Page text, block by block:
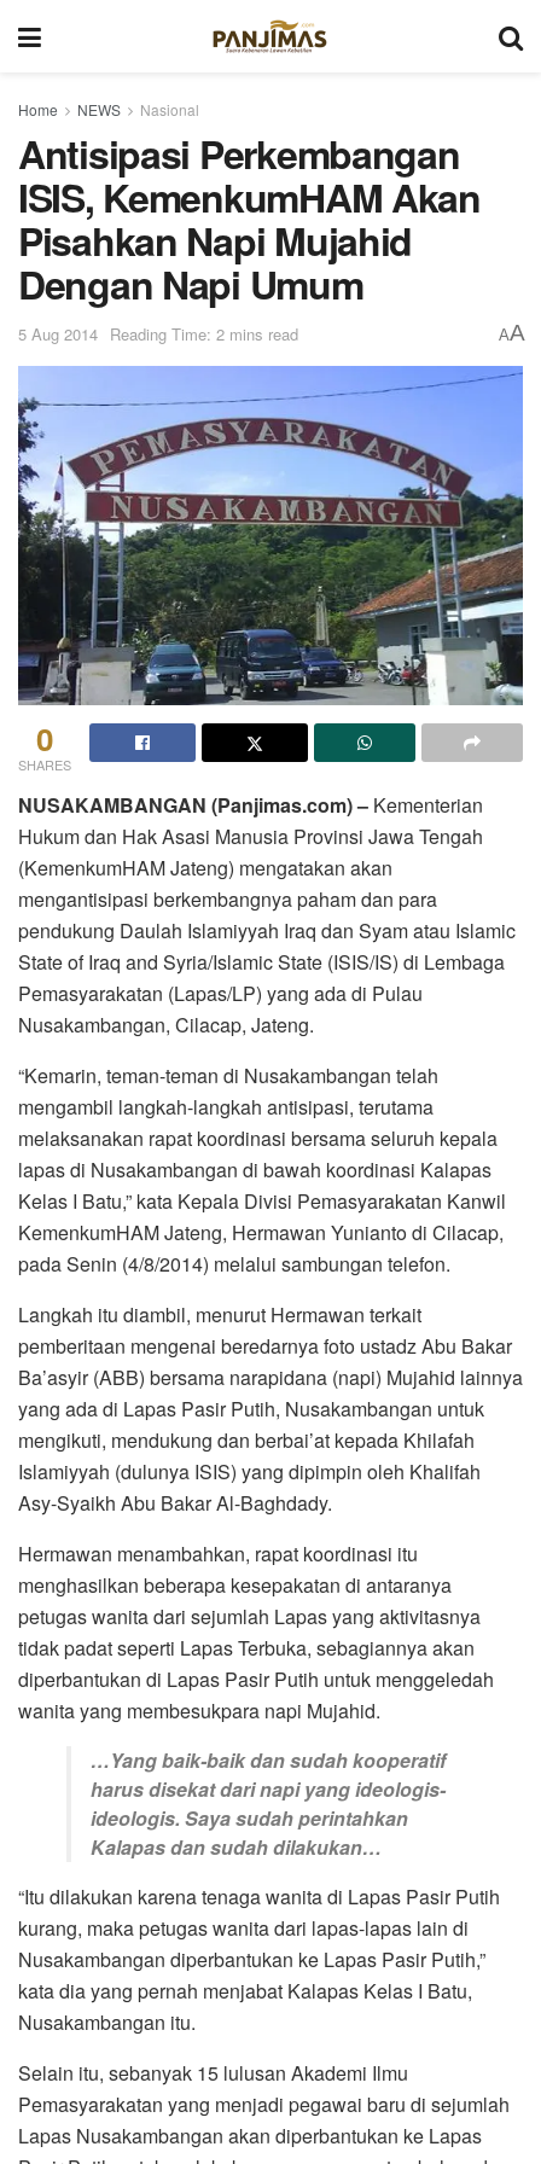
Home NEWS Nasional
Antisipasi Perkembangan
ISIS, KemenkumHAM Akan
Pisahkan Napi Mujahid
Dengan Napi Umum
5 Aug 2014 Reading Time: 2 mins read AA
0
SHARES
NUSAKAMBANGAN (Panjimas.com) – Kementerian
Hukum dan Hak Asasi Manusia Provinsi Jawa Tengah
(KemenkumHAM Jateng) mengatakan akan
mengantisipasi berkembangnya paham dan para
pendukung Daulah Islamiyyah Iraq dan Syam atau Islamic
State of Iraq and Syria/Islamic State (ISIS/IS) di Lembaga
Pemasyarakatan (Lapas/LP) yang ada di Pulau
Nusakambangan, Cilacap, Jateng.
“Kemarin, teman-teman di Nusakambangan telah
mengambil langkah-langkah antisipasi, terutama
melaksanakan rapat koordinasi bersama seluruh kepala
lapas di Nusakambangan di bawah koordinasi Kalapas
Kelas I Batu,” kata Kepala Divisi Pemasyarakatan Kanwil
KemenkumHAM Jateng, Hermawan Yunianto di Cilacap,
pada Senin (4/8/2014) melalui sambungan telefon.
Langkah itu diambil, menurut Hermawan terkait
pemberitaan mengenai beredarnya foto ustadz Abu Bakar
Ba’asyir (ABB) bersama narapidana (napi) Mujahid lainnya
yang ada di Lapas Pasir Putih, Nusakambangan untuk
mengikuti, mendukung dan berbai’at kepada Khilafah
Islamiyyah (dulunya ISIS) yang dipimpin oleh Khalifah
Asy-Syaikh Abu Bakar Al-Baghdady.
Hermawan menambahkan, rapat koordinasi itu
menghasilkan beberapa kesepakatan di antaranya
petugas wanita dari sejumlah Lapas yang aktivitasnya
tidak padat seperti Lapas Terbuka, sebagiannya akan
diperbantukan di Lapas Pasir Putih untuk menggeledah
wanita yang membesukpara napi Mujahid.
…Yang baik-baik dan sudah kooperatif
harus disekat dari napi yang ideologis-
ideologis. Saya sudah perintahkan
Kalapas dan sudah dilakukan…
“Itu dilakukan karena tenaga wanita di Lapas Pasir Putih
kurang, maka petugas wanita dari lapas-lapas lain di
Nusakambangan diperbantukan ke Lapas Pasir Putih,”
kata dia yang pernah menjabat Kalapas Kelas I Batu,
Nusakambangan itu.
Selain itu, sebanyak 15 lulusan Akademi Ilmu
Pemasyarakatan yang menjadi pegawai baru di sejumlah
Lapas Nusakambangan akan diperbantukan ke Lapas